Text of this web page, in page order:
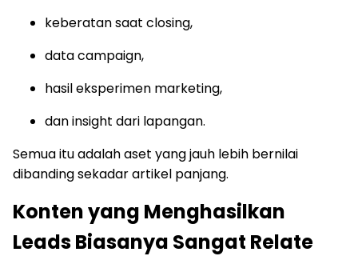
keberatan saat closing,
data campaign,
hasil eksperimen marketing,
dan insight dari lapangan.
Semua itu adalah aset yang jauh lebih bernilai
dibanding sekadar artikel panjang.
Konten yang Menghasilkan
Leads Biasanya Sangat Relate